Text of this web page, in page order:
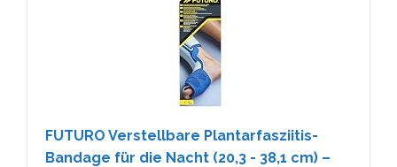
FUTURO Verstellbare Plantarfasziitis-
Bandage für die Nacht (20,3 - 38,1 cm) –